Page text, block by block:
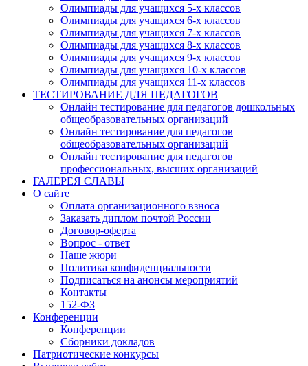
Олимпиады для учащихся 5-х классов
Олимпиады для учащихся 6-х классов
Олимпиады для учащихся 7-х классов
Олимпиады для учащихся 8-х классов
Олимпиады для учащихся 9-х классов
Олимпиады для учащихся 10-х классов
Олимпиады для учащихся 11-х классов
ТЕСТИРОВАНИЕ ДЛЯ ПЕДАГОГОВ
Онлайн тестирование для педагогов дошкольных
общеобразовательных организаций
Онлайн тестирование для педагогов
общеобразовательных организаций
Онлайн тестирование для педагогов
профессиональных, высших организаций
ГАЛЕРЕЯ СЛАВЫ
О сайте
Оплата организационного взноса
Заказать диплом почтой России
Договор-оферта
Вопрос - ответ
Наше жюри
Политика конфиденциальности
Подписаться на анонсы мероприятий
Контакты
152-ФЗ
Конференции
Конференции
Сборники докладов
Патриотические конкурсы